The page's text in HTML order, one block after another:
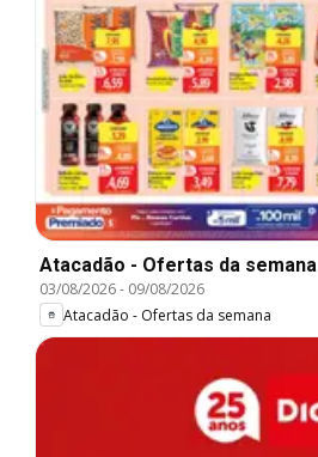
Atacadão - Ofertas da semana
03/08/2026- 09/08/2026
Atacadão - Ofertas da semana